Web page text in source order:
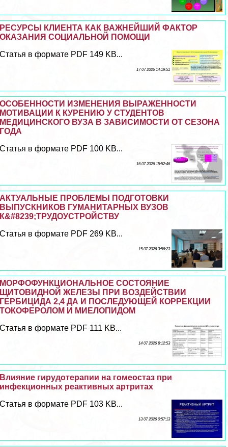
РЕСУРСЫ КЛИЕНТА КАК ВАЖНЕЙШИЙ ФАКТОР
ОКАЗАНИЯ СОЦИАЛЬНОЙ ПОМОЩИ
Статья в формате PDF 149 KB...
17 07 2026 14:19:51
ОСОБЕННОСТИ ИЗМЕНЕНИЯ ВЫРАЖЕННОСТИ
МОТИВАЦИИ К КУРЕНИЮ У СТУДЕНТОВ
МЕДИЦИНСКОГО ВУЗА В ЗАВИСИМОСТИ ОТ СЕЗОНА
ГОДА
Статья в формате PDF 100 KB...
16 07 2026 15:52:46
АКТУАЛЬНЫЕ ПРОБЛЕМЫ ПОДГОТОВКИ
ВЫПУСКНИКОВ ГУМАНИТАРНЫХ ВУЗОВ
К&#8239;ТРУДОУСТРОЙСТВУ
Статья в формате PDF 269 KB...
15 07 2026 3:56:23
МОРФОФУНКЦИОНАЛЬНОЕ СОСТОЯНИЕ
ЩИТОВИДНОЙ ЖЕЛЕЗЫ ПРИ ВОЗДЕЙСТВИИ
ГЕРБИЦИДА 2,4 ДА И ПОСЛЕДУЮЩЕЙ КОРРЕКЦИИ
ТОКОФЕРОЛОМ И МИЕЛОПИДОМ
Статья в формате PDF 111 KB...
14 07 2026 8:12:53
Влияние гирудотерапии на гомеостаз при
инфекционных реактивных артритах
Статья в формате PDF 103 KB...
13 07 2026 0:57:13